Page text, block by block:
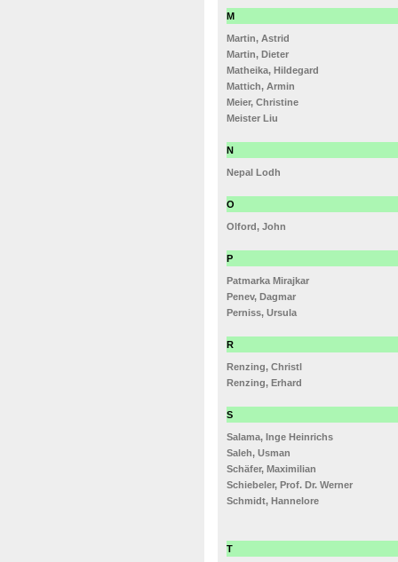
M
Martin, Astrid
Martin, Dieter
Matheika, Hildegard
Mattich, Armin
Meier, Christine
Meister Liu
N
Nepal Lodh
O
Olford, John
P
Patmarka Mirajkar
Penev, Dagmar
Perniss, Ursula
R
Renzing, Christl
Renzing, Erhard
S
Salama, Inge Heinrichs
Saleh, Usman
Schäfer, Maximilian
Schiebeler, Prof. Dr. Werner
Schmidt, Hannelore
T